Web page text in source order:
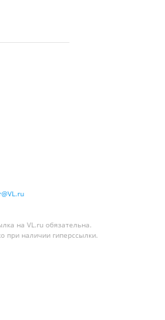
на VL.ru обязательна.
при наличии гиперссылки.